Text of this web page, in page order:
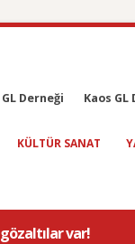
Derneği Kaos GL
KÜLTÜR SANAT
var!